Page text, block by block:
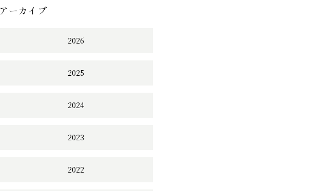
アーカイブ
2026
2025
2024
2023
2022